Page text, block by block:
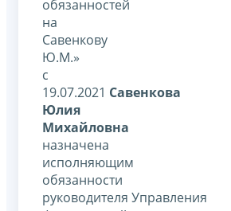
обязанностей
на
Савенкову
Ю.М.»
с
19.07.2021 Савенкова
Юлия
Михайловна
назначена
исполняющим
обязанности
руководителя Управления